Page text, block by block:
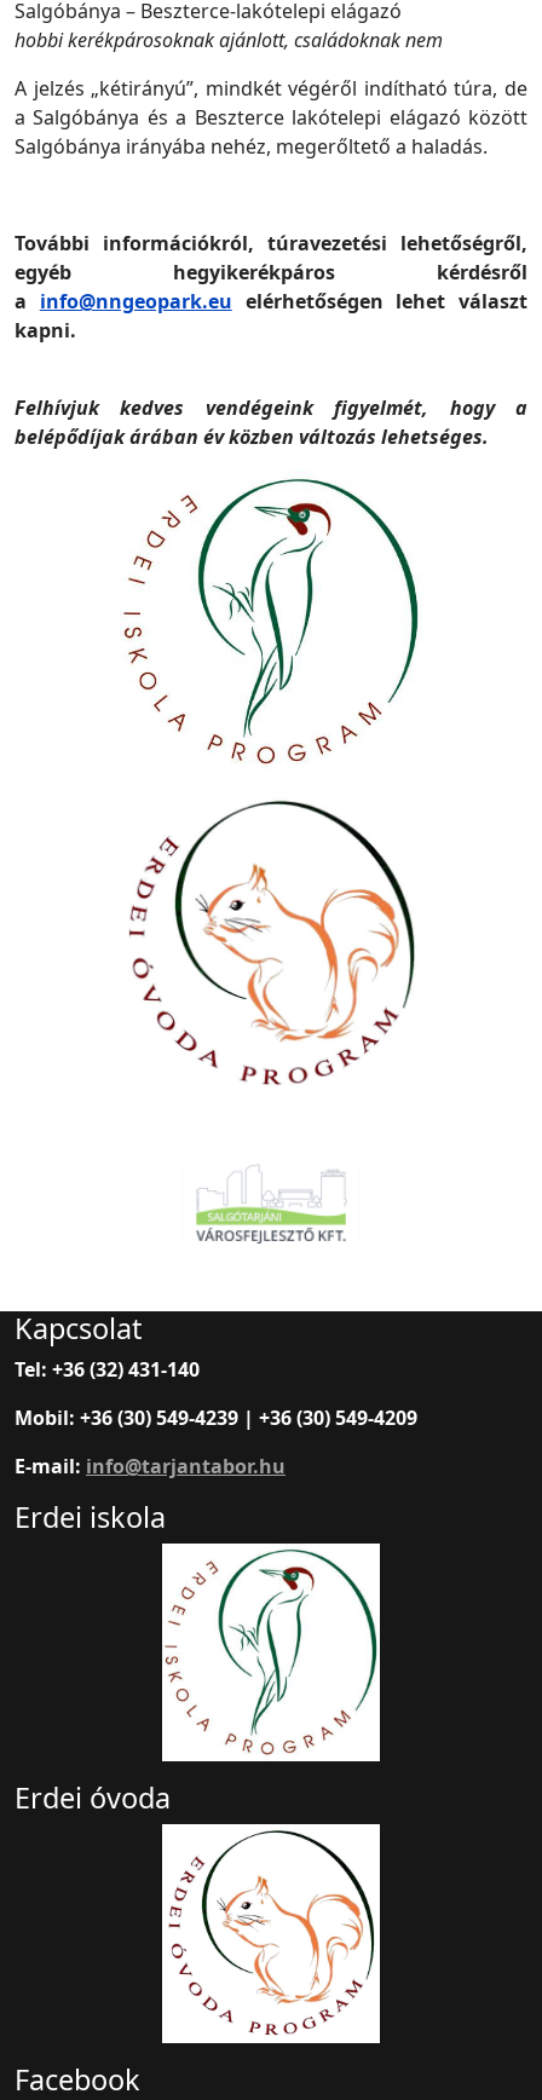
Salgóbánya – Beszterce-lakótelepi elágazó
hobbi kerékpárosoknak ajánlott, családoknak nem
A jelzés „kétirányú”, mindkét végéről indítható túra, de
a Salgóbánya és a Beszterce lakótelepi elágazó között
Salgóbánya irányába nehéz, megerőltető a haladás.
További információkról, túravezetési lehetőségről,
egyéb hegyikerékpáros kérdésről
a info@nngeopark.eu elérhetőségen lehet választ
kapni.
Felhívjuk kedves vendégeink figyelmét, hogy a
belépődíjak árában év közben változás lehetséges.
Kapcsolat
Tel: +36 (32) 431-140
Mobil: +36 (30) 549-4239 | +36 (30) 549-4209
E-mail: info@tarjantabor.hu
Erdei iskola
Erdei óvoda
Facebook